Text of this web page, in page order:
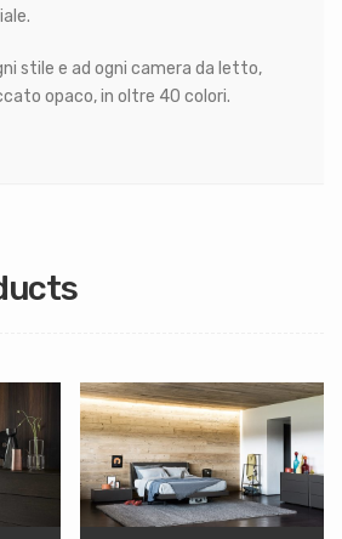
stile e ad ogni camera da letto,
opaco, in oltre 40 colori.